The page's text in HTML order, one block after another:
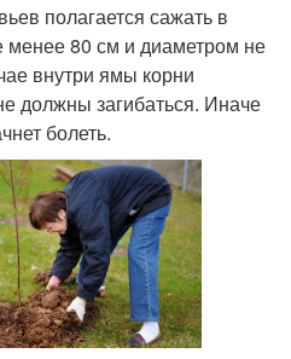
полагается сажать в
менее 80 см и диаметром не
внутри ямы корни
должны загибаться. Иначе
болеть.